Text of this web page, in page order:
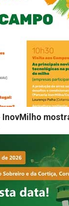
InovMilho